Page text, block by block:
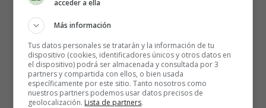
2 cucharadas de mantequilla
2/3 de taza de mantequilla de cacahuete
completamente natural, o tu crema de frutos secos
favorita.
1 taza de coco rallado natural sin azúcar
acceder a ella
Más información
Tus datos personales se tratarán y la información de tu
dispositivo (cookies, identificadores únicos y otros datos en
el dispositivo) podrá ser almacenada y consultada por 3
partners y compartida con ellos, o bien usada
específicamente por este sitio. Tanto nosotros como
nuestros partners podemos usar datos precisos de
geolocalización. Lista de partners.